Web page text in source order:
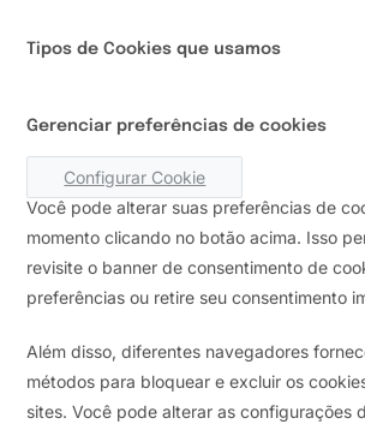
Tipos de Cookies que usamos
Gerenciar preferências de cookies
Configurar Cookie
Você pode alterar suas preferências de
momento clicando no botão acima. Isso
revisite o banner de consentimento de
preferências ou retire seu consentimento
Além disso, diferentes navegadores
métodos para bloquear e excluir os
sites. Você pode alterar as configurações